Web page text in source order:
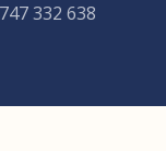
332 638